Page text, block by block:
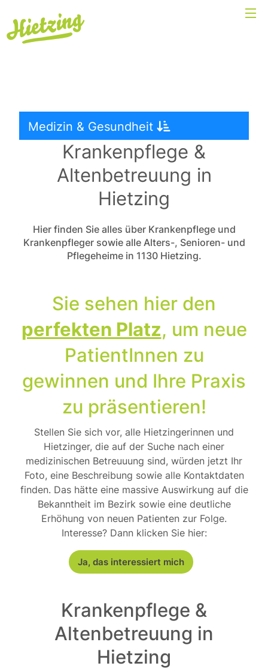
Medizin & Gesundheit
Krankenpflege &
Altenbetreuung in
Hietzing
Hier finden Sie alles über Krankenpflege und
Krankenpfleger sowie alle Alters-, Senioren- und
Pflegeheime in 1130 Hietzing.
Sie sehen hier den
perfekten Platz, um neue
PatientInnen zu
gewinnen und Ihre Praxis
zu präsentieren!
Stellen Sie sich vor, alle Hietzingerinnen und
Hietzinger, die auf der Suche nach einer
medizinischen Betreuuung sind, würden jetzt Ihr
Foto, eine Beschreibung sowie alle Kontaktdaten
finden. Das hätte eine massive Auswirkung auf die
Bekanntheit im Bezirk sowie eine deutliche
Erhöhung von neuen Patienten zur Folge.
Interesse? Dann klicken Sie hier:
Ja, das interessiert mich
Krankenpflege &
Altenbetreuung in
Hietzing